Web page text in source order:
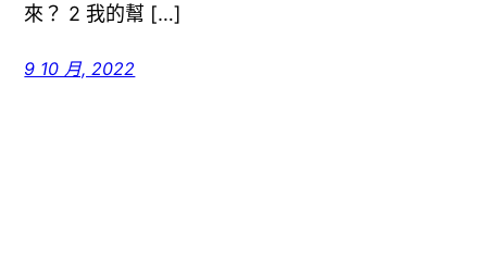
來？ 2 我的幫 […]
9 10 月, 2022